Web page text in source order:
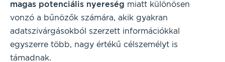
magas potenciális nyereség miatt különösen
vonzó a bűnözők számára, akik gyakran
adatszivárgásokból szerzett információkkal
egyszerre több, nagy értékű célszemélyt is
támadnak.